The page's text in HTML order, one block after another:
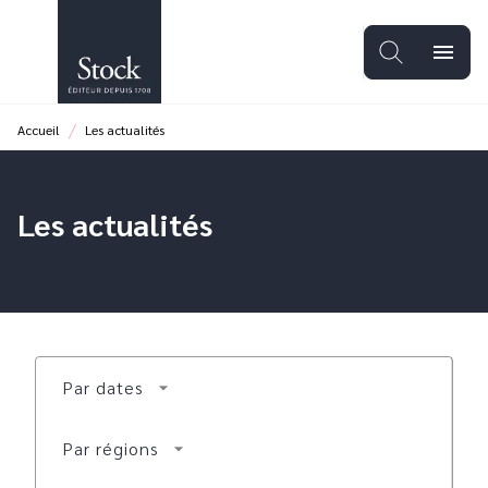
PIED DE PAGE
menu
Accueil / Les actualités
Les actualités
Par dates arrow_drop_down
Par régions arrow_drop_down